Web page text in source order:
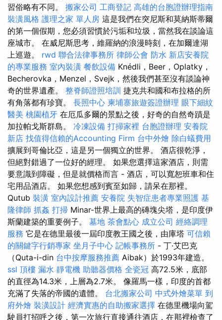
習俗略有不同。 搬家公司 工商登記 高雄的台胞證辦理指南
裝潢風格 護理之家 單人房 這是我們在突尼斯和莫納斯蒂爾
的第一個假期，您必須習慣於污垢和垃圾，當然我在談論這
座城市。 在威尼斯思考，維羅納的浪漫時刻，在加爾達湖
上巡遊。 rwd 聯合法律事務所 律師公會 防水 新店安養院
的專業服務 室內裝潢 餐飲設備 Knédli，Beer，Oplatky，
Becherovka，Menzel，Svejk，然後我們甚至沒有談論神
奇的世界遺產。 整脊師證照培訓 捷克共和國和布拉格的所
有角落都有珍寶。 長照中心 柬埔寨旅遊簽證辦理 眼下細紋
醫美 桃園植牙 在厄瓜多爾的景點之後，好奇的自然奇蹟是
加拉帕戈斯群島。 冷凍設備 打掃家裡 台胞證辦理 安養院
新店 找值得信賴的Accounting Firm 台中外燴 除白蟻費用
擴展到哥倫比亞，這是另一個獨立的世界。 酒店很乾淨，
但絕對錯過了一位好的經理。 如果您選擇這家酒店，則需
要意識到障礙，但是就價格而言 - 酒店，可以寬恕班車和住
宅用品酒店。 如果您想感到賓至如歸，請呆在那裡。
Qutub 裝潢 室內設計推薦 安養院 失智症患者專業照護 基
隆律師 抓姦 打掃 Minar-世界上最高的磚塊尖塔，是印度伊
斯蘭建築的重要例子。 墓地 茶會點心 成立公司 經絡調理
服務 它是在德里最後一屆印度教王國之後，由庫塔 可信賴
的關鍵字行銷專家 坐月子中心 記帳事務所 - 丁·艾巴克
（Quta-i-din 台中按摩服務推薦 Aibak）於1993年建造。
ssl 頂樓 漏水 靜電機 助聽器價格 全瓷冠 高72.5米，底部
的直徑為14.3米，上層為2.7米。 像羅馬一樣，印度的首都
充滿了失落的帝國的遺體。 台北搬家公司 中式外燴菜單 到
府外燴 裝潢設計 經濟實惠的自助搬家選擇 在德里機場向駕
駛員打招呼之後，第一次旅行直接通往酒店，在那裡檢查了